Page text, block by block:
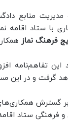
منابع
با ستاد اقامه
فرهنگ نماز
این تفاهم‌نامه
گرفت و در این
گسترش
و فرهنگی ستاد